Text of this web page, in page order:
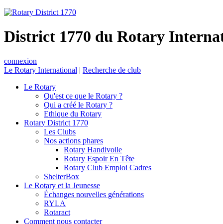
District 1770 du Rotary
connexion
Le Rotary International | Recherche de club
Le Rotary
Qu'est ce que le Rotary ?
Qui a créé le Rotary ?
Ethique du Rotary
Rotary District 1770
Les Clubs
Nos actions phares
Rotary Handivoile
Rotary Espoir En Tête
Rotary Club Emploi Cadres
ShelterBox
Le Rotary et la Jeunesse
Échanges nouvelles générations
RYLA
Rotaract
Comment nous contacter